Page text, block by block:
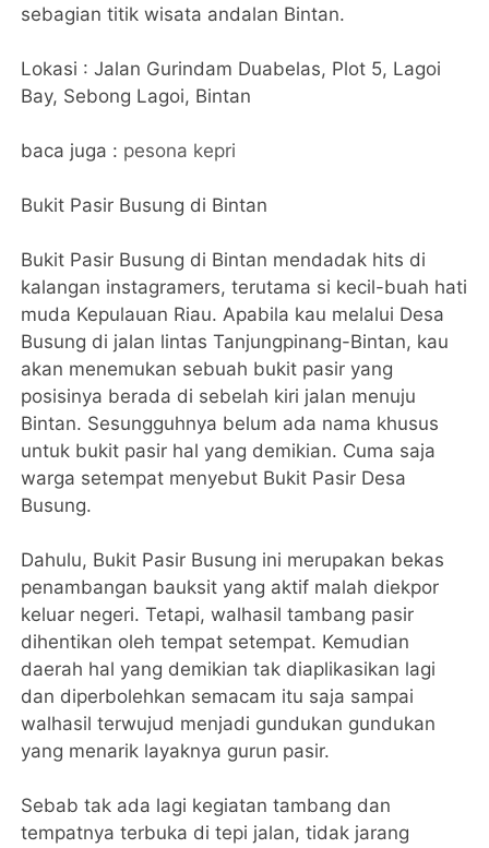
sebagian titik wisata andalan Bintan.
Lokasi : Jalan Gurindam Duabelas, Plot 5, Lagoi
Bay, Sebong Lagoi, Bintan
baca juga : pesona kepri
Bukit Pasir Busung di Bintan
Bukit Pasir Busung di Bintan mendadak hits di
kalangan instagramers, terutama si kecil-buah hati
muda Kepulauan Riau. Apabila kau melalui Desa
Busung di jalan lintas Tanjungpinang-Bintan, kau
akan menemukan sebuah bukit pasir yang
posisinya berada di sebelah kiri jalan menuju
Bintan. Sesungguhnya belum ada nama khusus
untuk bukit pasir hal yang demikian. Cuma saja
warga setempat menyebut Bukit Pasir Desa
Busung.
Dahulu, Bukit Pasir Busung ini merupakan bekas
penambangan bauksit yang aktif malah diekpor
keluar negeri. Tetapi, walhasil tambang pasir
dihentikan oleh tempat setempat. Kemudian
daerah hal yang demikian tak diaplikasikan lagi
dan diperbolehkan semacam itu saja sampai
walhasil terwujud menjadi gundukan gundukan
yang menarik layaknya gurun pasir.
Sebab tak ada lagi kegiatan tambang dan
tempatnya terbuka di tepi jalan, tidak jarang